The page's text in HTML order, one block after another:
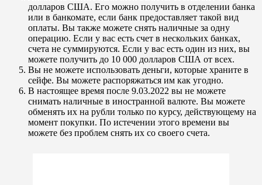
долларов США. Его можно получить в отделении банка
или в банкомате, если банк предоставляет такой вид
оплаты. Вы также можете снять наличные за одну
операцию. Если у вас есть счет в нескольких банках,
счета не суммируются. Если у вас есть один из них, вы
можете получить до 10 000 долларов США от всех.
Вы не можете использовать деньги, которые храните в
сейфе. Вы можете распоряжаться им как угодно.
В настоящее время после 9.03.2022 вы не можете
снимать наличные в иностранной валюте. Вы можете
обменять их на рубли только по курсу, действующему на
момент покупки. По истечении этого времени вы
можете без проблем снять их со своего счета.